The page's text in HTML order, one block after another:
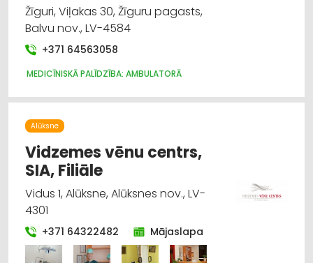
Žīguri, Viļakas 30, Žīguru pagasts,
Balvu nov., LV-4584
+371 64563058
MEDICĪNISKĀ PALĪDZĪBA: AMBULATORĀ
Alūksne
Vidzemes vēnu centrs,
SIA, Filiāle
Vidus 1, Alūksne, Alūksnes nov., LV-
4301
+371 64322482 Mājaslapa